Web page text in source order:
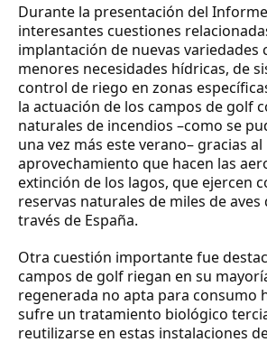
Durante la presentación del
interesantes cuestiones
implantación de nuevas variedades
menores necesidades hídricas, de
control de riego en zonas
la actuación de los campos de golf
naturales de incendios –como se
una vez más este verano– gracias al
aprovechamiento que hacen las
extinción de los lagos, que ejercen
reservas naturales de miles de
través de España.
Otra cuestión importante fue
campos de golf riegan en su
regenerada no apta para consumo
sufre un tratamiento biológico
reutilizarse en estas instalaciones